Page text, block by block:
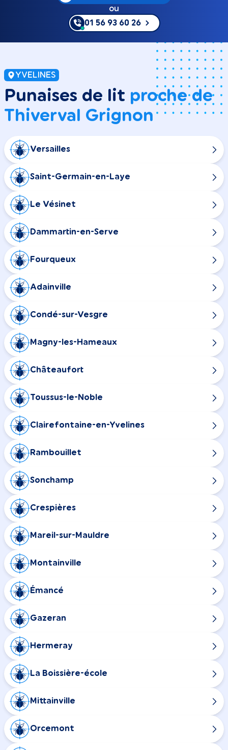
ou
01 56 93 60 26
YVELINES
Punaises de lit proche de
Thiverval Grignon
Versailles
Saint-Germain-en-Laye
Le Vésinet
Dammartin-en-Serve
Fourqueux
Adainville
Condé-sur-Vesgre
Magny-les-Hameaux
Châteaufort
Toussus-le-Noble
Clairefontaine-en-Yvelines
Rambouillet
Sonchamp
Crespières
Mareil-sur-Mauldre
Montainville
Émancé
Gazeran
Hermeray
La Boissière-école
Mittainville
Orcemont